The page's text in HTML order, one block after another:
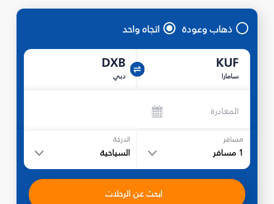
ذهاب وعودة اتجاه واحد
KUF
سامارا
DXB
دبي
المغادرة
مسافر
1 مسافر
الدرجة
السياحية
ابحث عن الرحلات